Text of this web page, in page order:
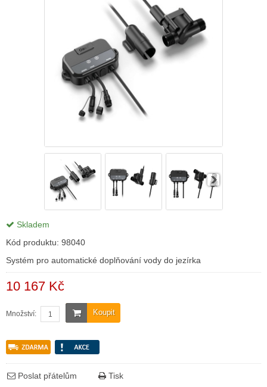
Skladem
Kód produktu: 98040
Systém pro automatické doplňování vody do jezírka
10 167 Kč
Koupit
Množství:
Poslat přátelům Tisk